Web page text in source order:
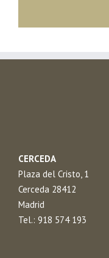
CERCEDA
Plaza del Cristo, 1
Cerceda 28412
Madrid
Tel.: 918 574 193